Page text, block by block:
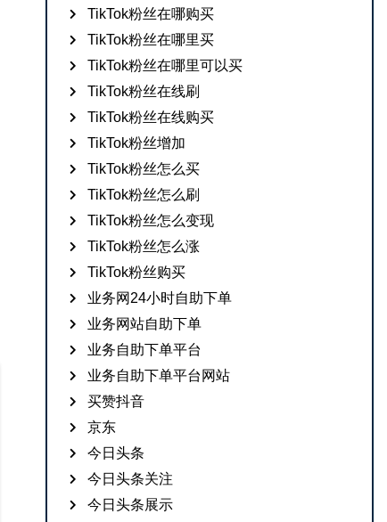
TikTok粉丝在哪购买
TikTok粉丝在哪里买
TikTok粉丝在哪里可以买
TikTok粉丝在线刷
TikTok粉丝在线购买
TikTok粉丝增加
TikTok粉丝怎么买
TikTok粉丝怎么刷
TikTok粉丝怎么变现
TikTok粉丝怎么涨
TikTok粉丝购买
业务网24小时自助下单
业务网站自助下单
业务自助下单平台
业务自助下单平台网站
买赞抖音
京东
今日头条
今日头条关注
今日头条展示